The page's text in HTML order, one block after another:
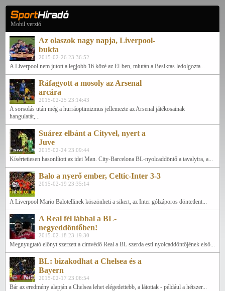
Mobil verzió
Az olaszok nagy napja, Liverpool-
bukta
2015-02-26 23:36:52
A Liverpool nem jutott a legjobb 16 közé az El-ben, miután a Besiktas ledolgozta...
Ráfagyott a mosoly az Arsenal
arcára
2015-02-25 23:14:43
A sorsolás után még a hurráoptimizmus jellemezte az Arsenal játékosainak
hangulatát,...
Suárez elbánt a Cityvel, nyert a
Juve
2015-02-24 23:09:44
Kísértetiesen hasonlított az idei Man. City-Barcelona BL-nyolcaddöntő a tavalyira, a...
Balo a nyerő ember, Celtic-Inter 3-3
2015-02-19 23:35:14
A Liverpool Mario Balotellinek köszönheti a sikert, az Inter gólzáporos döntetlent...
A Real fél lábbal a BL-
negyeddöntőben!
2015-02-18 23:19:30
Megnyugtató előnyt szerzett a címvédő Real a BL szerda esti nyolcaddöntőjének első...
BL: bizakodhat a Chelsea és a
Bayern
2015-02-17 23:06:54
Bár az eredmény alapján a Chelsea lehet elégedettebb, a látottak - például a hétszer...